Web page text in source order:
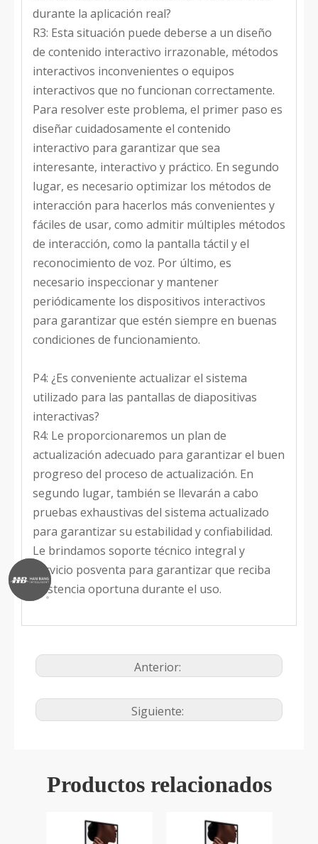
durante la aplicación real?
R3: Esta situación puede deberse a un diseño
de contenido interactivo irrazonable, métodos
interactivos inconvenientes o equipos
interactivos que no funcionan correctamente.
Para resolver este problema, el primer paso es
diseñar cuidadosamente el contenido
interactivo para garantizar que sea
interesante, interactivo y práctico. En segundo
lugar, es necesario optimizar los métodos de
interacción para hacerlos más convenientes y
fáciles de usar, como admitir múltiples métodos
de interacción, como la pantalla táctil y el
reconocimiento de voz. Por último, es
necesario inspeccionar y mantener
periódicamente los dispositivos interactivos
para garantizar que estén siempre en buenas
condiciones de funcionamiento.
P4: ¿Es conveniente actualizar el sistema
utilizado para las pantallas de diapositivas
interactivas?
R4: Le proporcionaremos un plan de
actualización adecuado para garantizar el buen
progreso del proceso de actualización. En
segundo lugar, también se llevarán a cabo
pruebas exhaustivas del sistema actualizado
para garantizar su estabilidad y confiabilidad.
Le brindamos soporte técnico integral y
servicio posventa para garantizar que reciba
asistencia oportuna durante el uso.
Anterior:
Siguiente:
Productos relacionados